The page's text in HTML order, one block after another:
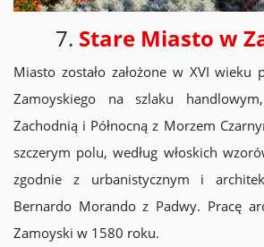
7. Stare Miasto w
Miasto zostało założone w XVI wieku
Zamoyskiego na szlaku
Zachodnią i Północną z Morzem
szczerym polu, według włoskich
zgodnie z urbanistycznym i
Bernardo Morando z Padwy. Pracę
Zamoyski w 1580 roku.